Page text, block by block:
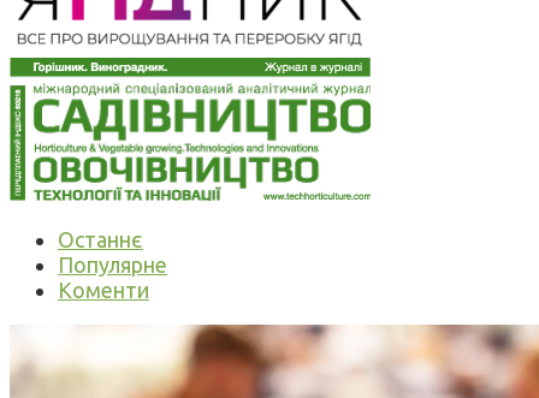
Останнє
Популярне
Коменти